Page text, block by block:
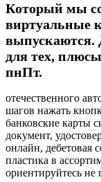
Который мы
виртуальные
выпускаются.
для тех,
пнПт.
отечественного
шагов нажать
банковские карты
документ,
онлайн, дебетовая
пластика в
ориентируйтесь не